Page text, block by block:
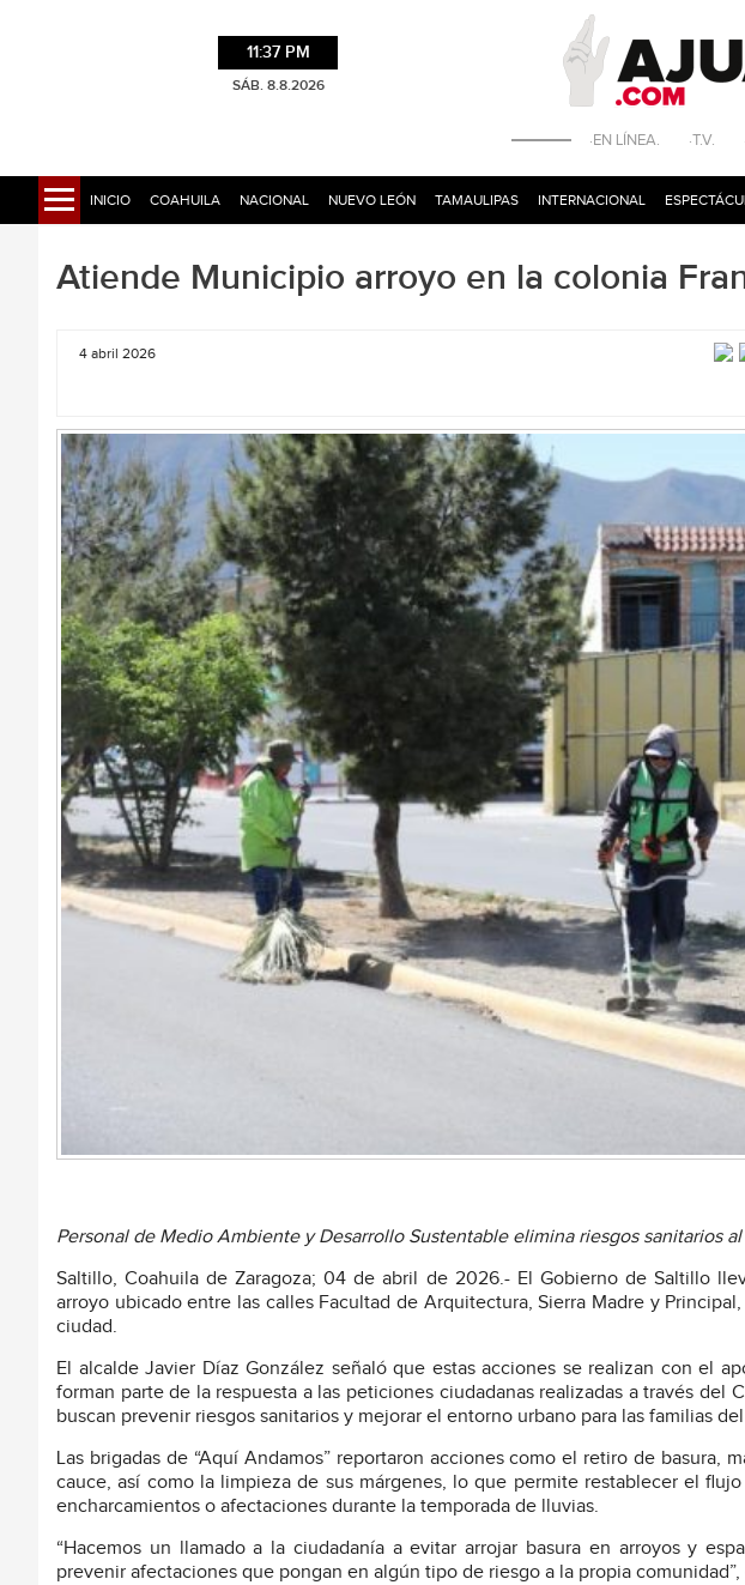
11:37 PM
SÁB. 8.8.2026
·EN LÍNEA. ·T.V.
INICIO COAHUILA NACIONAL NUEVO LEÓN TAMAULIPAS INTERNACIONAL
Atiende Municipio arroyo en la colonia
4 abril 2026
Personal de Medio Ambiente y Desarrollo Sustentable elimina riesgos sanitarios
Saltillo, Coahuila de Zaragoza; 04 de abril de 2026.- El Gobierno de Saltillo
arroyo ubicado entre las calles Facultad de Arquitectura, Sierra Madre y
ciudad.
El alcalde Javier Díaz González señaló que estas acciones se realizan con el
forman parte de la respuesta a las peticiones ciudadanas realizadas a través del
buscan prevenir riesgos sanitarios y mejorar el entorno urbano para las familias
Las brigadas de “Aquí Andamos” reportaron acciones como el retiro de basura,
cauce, así como la limpieza de sus márgenes, lo que permite restablecer el
encharcamientos o afectaciones durante la temporada de lluvias.
“Hacemos un llamado a la ciudadanía a evitar arrojar basura en arroyos y
prevenir afectaciones que pongan en algún tipo de riesgo a la propia